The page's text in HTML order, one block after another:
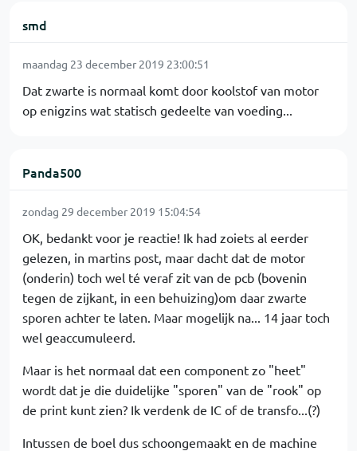
smd
maandag 23 december 2019 23:00:51
Dat zwarte is normaal komt door koolstof van motor
op enigzins wat statisch gedeelte van voeding...
Panda500
zondag 29 december 2019 15:04:54
OK, bedankt voor je reactie! Ik had zoiets al eerder
gelezen, in martins post, maar dacht dat de motor
(onderin) toch wel té veraf zit van de pcb (bovenin
tegen de zijkant, in een behuizing)om daar zwarte
sporen achter te laten. Maar mogelijk na... 14 jaar toch
wel geaccumuleerd.
Maar is het normaal dat een component zo "heet"
wordt dat je die duidelijke "sporen" van de "rook" op
de print kunt zien? Ik verdenk de IC of de transfo...(?)
Intussen de boel dus schoongemaakt en de machine